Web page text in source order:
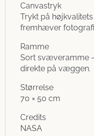
Canvastryk
Trykt på
fremhæver
Ramme
Sort svæveramme
direkte på væggen.
Størrelse
70 × 50 cm
Credits
NASA